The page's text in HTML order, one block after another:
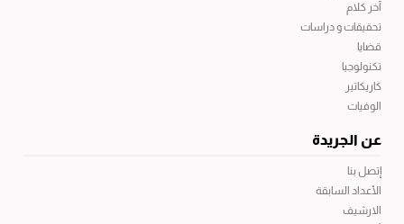
آخر كلام
تحقيقات و دراسات
قضايا
تكنولوجيا
كاريكاتير
الوفيات
عن الجريدة
إتصل بنا
الأعداد السابقة
الارشيف